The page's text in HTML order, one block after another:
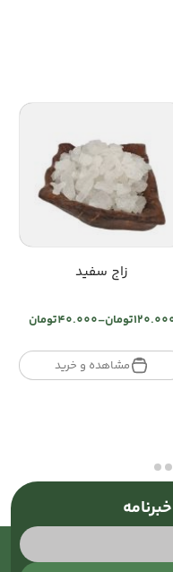
زاج سفید
تومان– تومان40.000
Price
تومان40.000
through
مشاهده و خرید